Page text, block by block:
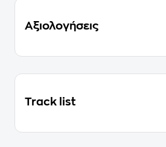
Αξιολογήσεις
Track list